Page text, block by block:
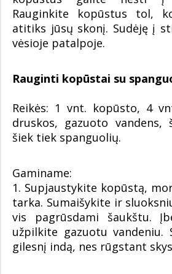
Rauginkite kopūstus tol,
atitiks jūsų skonį. Sudėję į
vėsioje patalpoje.
Rauginti kopūstai su
Reikės: 1 vnt. kopūsto, 4
druskos, gazuoto vandens,
šiek tiek spanguolių.
Gaminame:
1. Supjaustykite kopūstą,
tarka. Sumaišykite ir
vis pagrūsdami šaukštu.
užpilkite gazuotu
gilesnį indą, nes rūgstant